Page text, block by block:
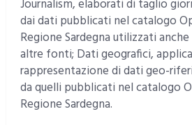
Journalism, elaborati di taglio
dai dati pubblicati nel catalogo
Regione Sardegna utilizzati
altre fonti; Dati geografici,
rappresentazione di dati geo-
da quelli pubblicati nel catalogo
Regione Sardegna.